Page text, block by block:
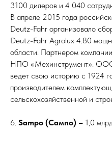
3100 дилеров и 4 040
В апреле 2015 года
Deutz-Fahr организовало
Deutz-Fahr Agrolux 4.80
области. Партнером
НПО «Мехинструмент».
ведет свою историю с 1924
производителем
сельскохозяйственной и
6. Sampo (Сампо) – 1,0